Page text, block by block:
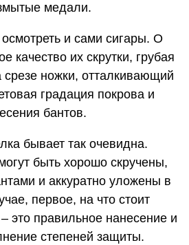
медали.
и сами сигары. О
качество их скрутки, грубая
срезе ножки, отталкивающий
градация покрова и
бантов.
бывает так очевидна.
быть хорошо скручены,
и аккуратно уложены в
первое, на что стоит
это правильное нанесение и
степеней защиты.